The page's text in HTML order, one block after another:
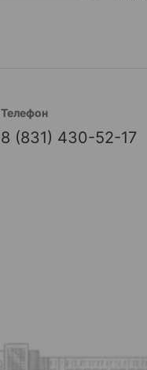
Телефон
8 (831) 430-52-17